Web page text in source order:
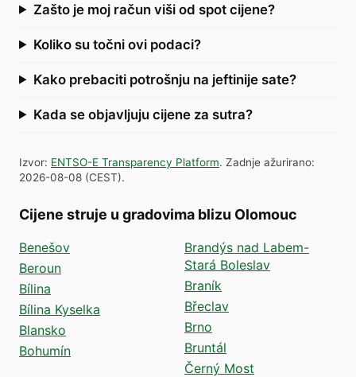
Zašto je moj račun viši od spot cijene?
Koliko su točni ovi podaci?
Kako prebaciti potrošnju na jeftinije sate?
Kada se objavljuju cijene za sutra?
Izvor: ENTSO-E Transparency Platform. Zadnje ažurirano:
2026-08-08 (CEST).
Cijene struje u gradovima blizu Olomouc
Benešov
Beroun
Bílina
Bílina Kyselka
Blansko
Bohumín
Brandýs nad Labem-
Stará Boleslav
Braník
Břeclav
Brno
Bruntál
Černý Most